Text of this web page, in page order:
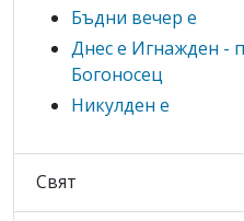
Бъдни вечер е
Днес е Игнажден -
Богоносец
Никулден е
Свят